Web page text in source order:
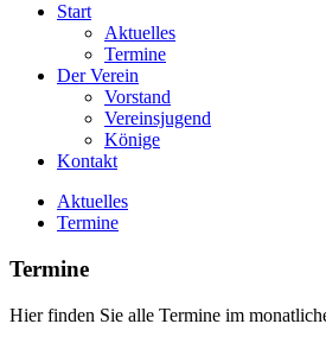
Start
Aktuelles
Termine
Der Verein
Vorstand
Vereinsjugend
Könige
Kontakt
Aktuelles
Termine
Termine
Hier finden Sie alle Termine im